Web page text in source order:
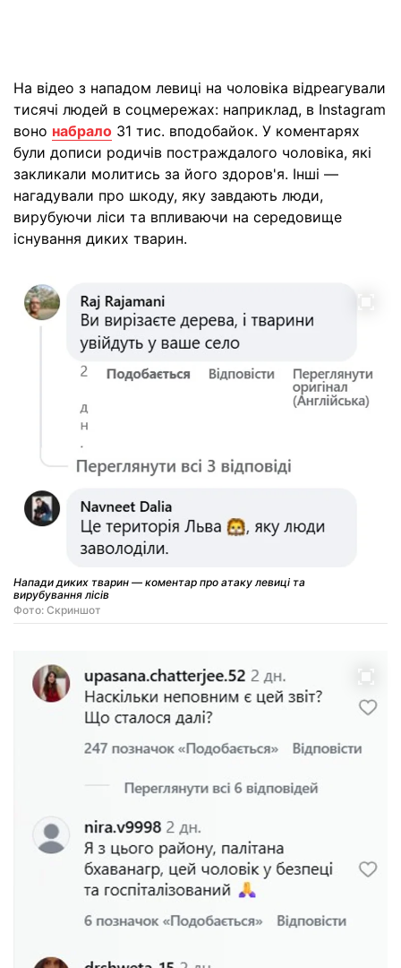
На відео з нападом левиці на чоловіка відреагували
тисячі людей в соцмережах: наприклад, в Instagram
воно набрало 31 тис. вподобайок. У коментарях
були дописи родичів постраждалого чоловіка, які
закликали молитись за його здоров'я. Інші —
нагадували про шкоду, яку завдають люди,
вирубуючи ліси та впливаючи на середовище
існування диких тварин.
Напади диких тварин — коментар про атаку левиці та
вирубування лісів
Фото: Скриншот